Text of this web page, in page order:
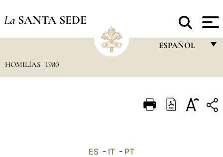
La SANTA SEDE
ESPAÑOL
ITALIANO
HOMILÍAS 1980
ES - IT - PT